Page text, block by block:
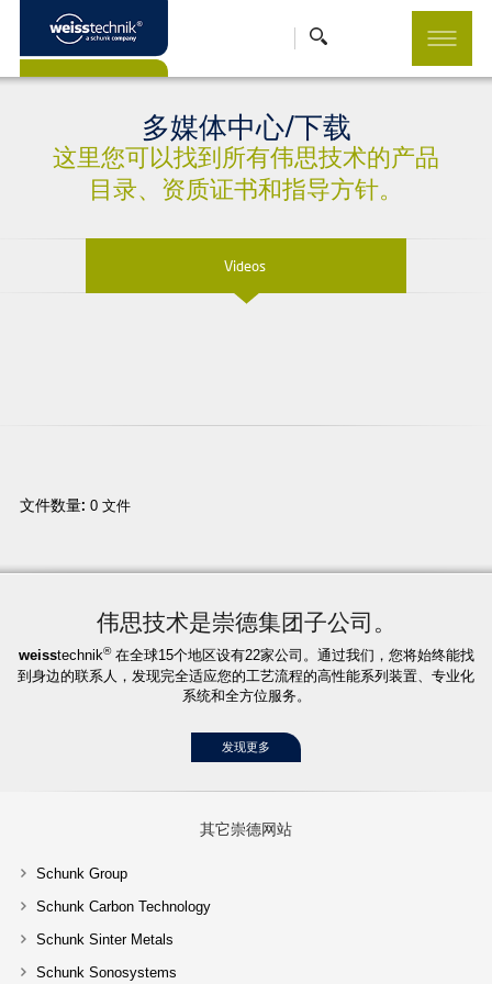
多媒体中心/下载
这里您可以找到所有伟思技术的产品
目录、资质证书和指导方针。
Videos
文件数量: 0 文件
伟思技术是崇德集团子公司。
weisstechnik®在全球15个地区设有22家公司。通过我们，您将始终能找
到身边的联系人，发现完全适应您的工艺流程的高性能系列装置、专业化
系统和全方位服务。
发现更多
其它崇德网站
Schunk Group
Schunk Carbon Technology
Schunk Sinter Metals
Schunk Sonosystems